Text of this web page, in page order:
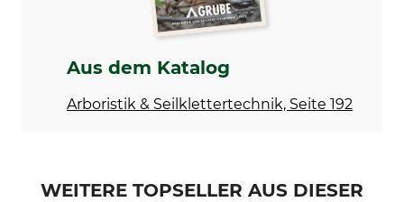
Breite
78 mm
Bruchlast
Gewicht
195 g
Aus dem Katalog
Arboristik & Seilklettertechnik, Seite 192
WEITERE TOPSELLER AUS DIESER